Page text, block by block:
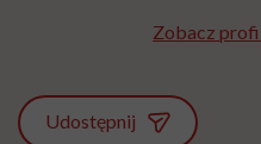
Zobacz
Udostępnij